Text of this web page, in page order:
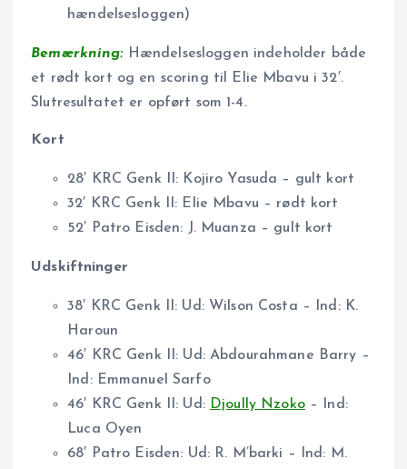
hændelsesloggen)
Bemærkning: Hændelsesloggen indeholder både
et rødt kort og en scoring til Elie Mbavu i 32′.
Slutresultatet er opført som 1-4.
Kort
28′ KRC Genk II: Kojiro Yasuda – gult kort
32′ KRC Genk II: Elie Mbavu – rødt kort
52′ Patro Eisden: J. Muanza – gult kort
Udskiftninger
38′ KRC Genk II: Ud: Wilson Costa – Ind: K.
Haroun
46′ KRC Genk II: Ud: Abdourahmane Barry –
Ind: Emmanuel Sarfo
46′ KRC Genk II: Ud: Djoully Nzoko– Ind:
Luca Oyen
68′ Patro Eisden: Ud: R. M’barki – Ind: M.